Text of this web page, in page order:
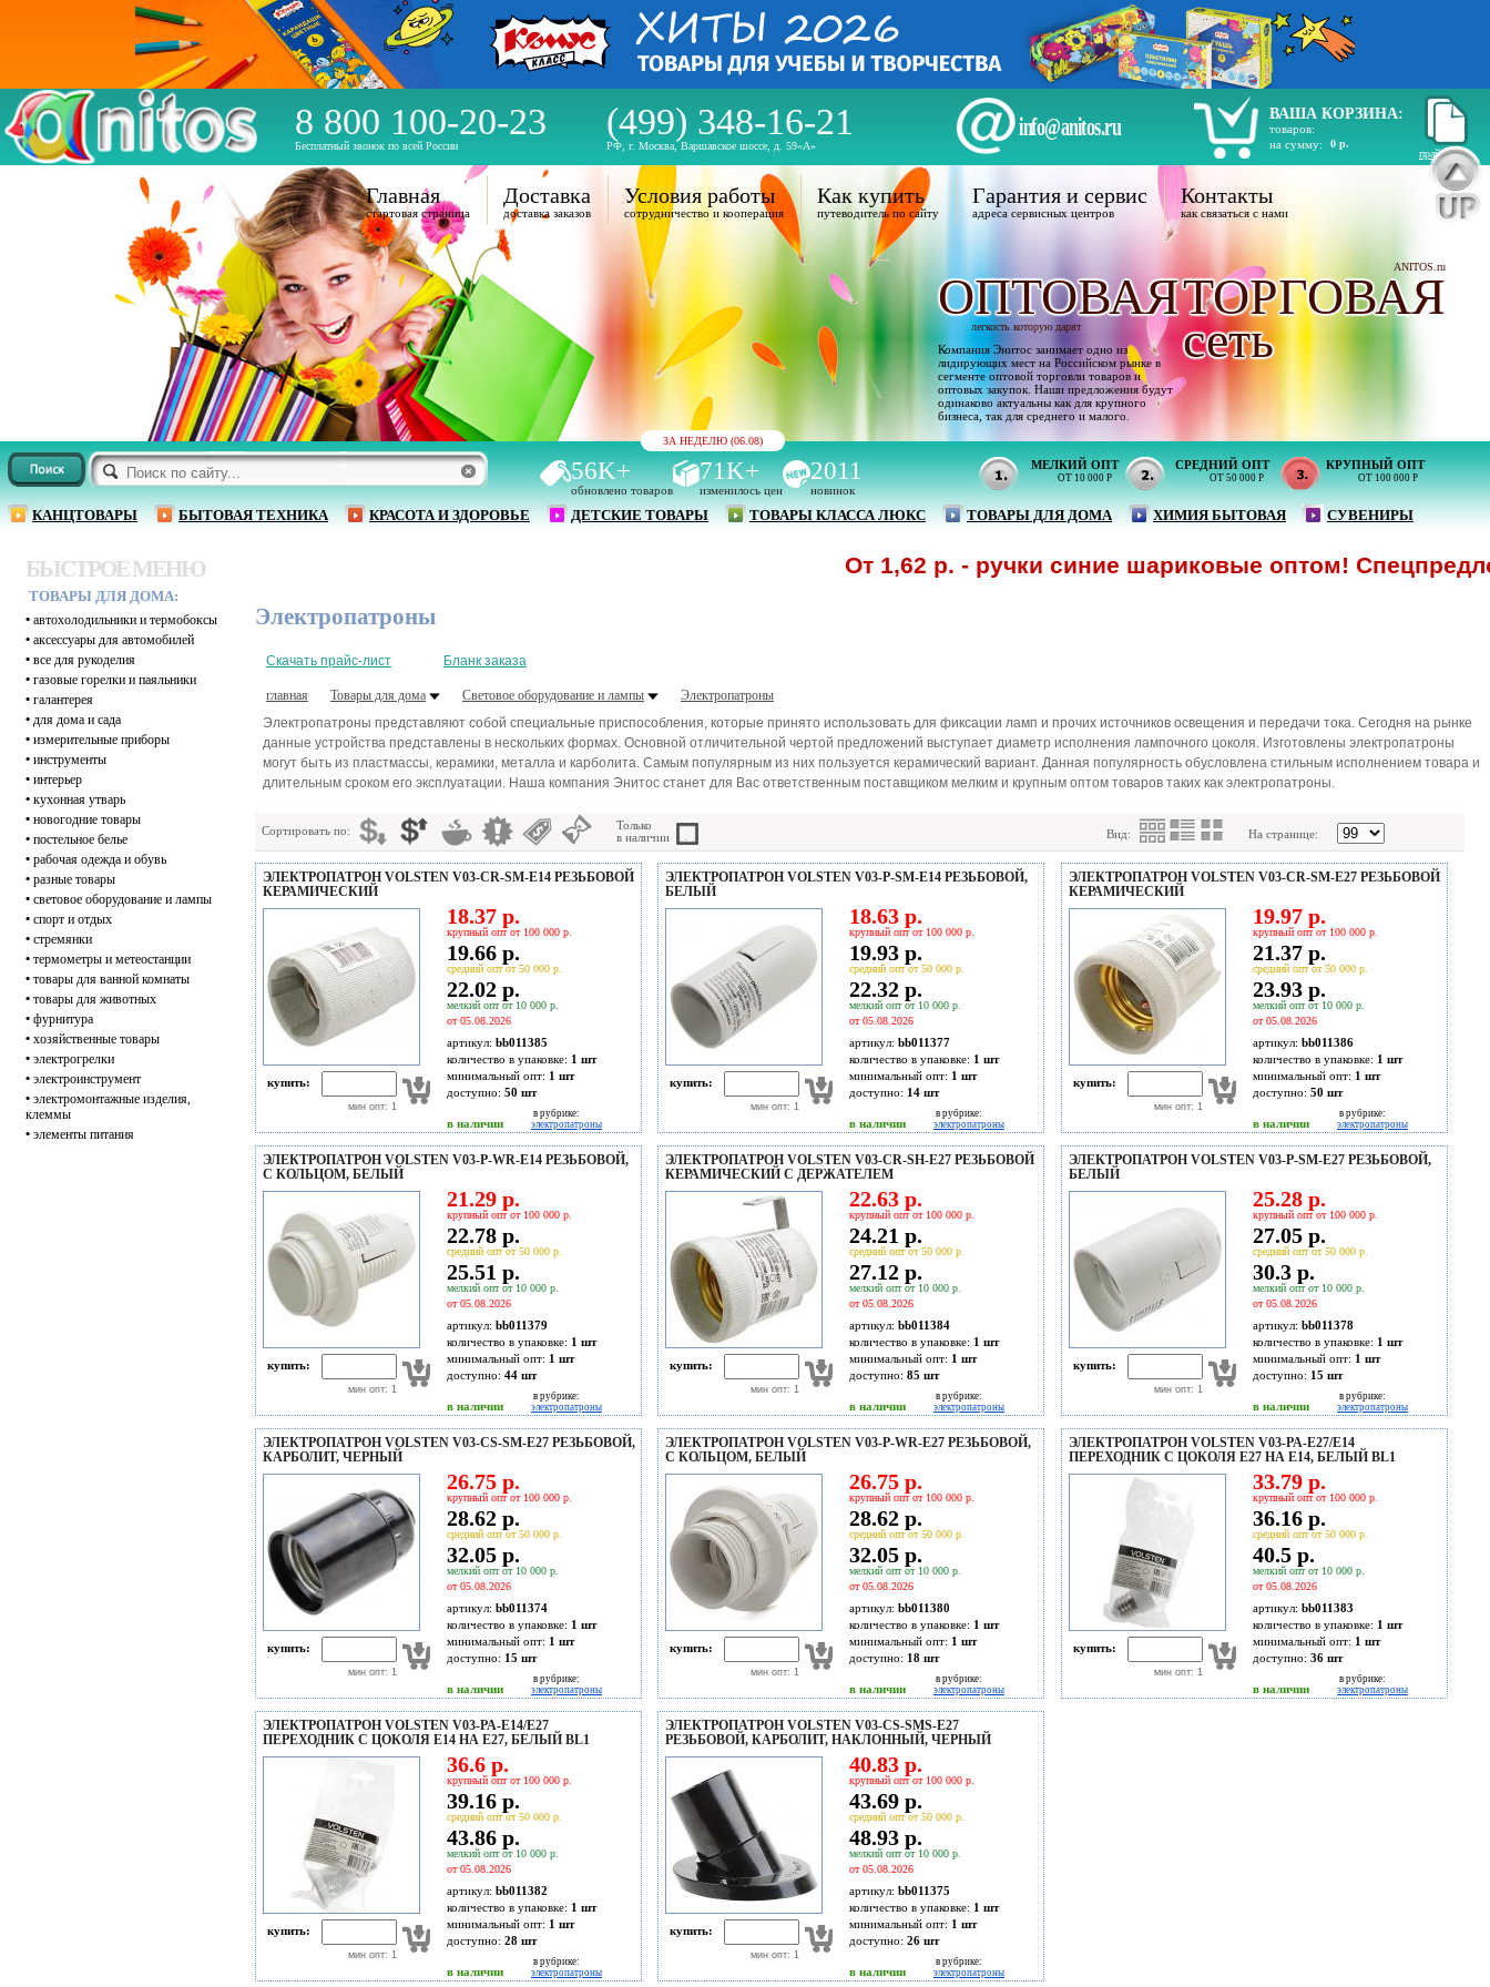
8 800 100-20-23
Бесплатный звонок по всей России
(499) 348-16-21
РФ, г. Москва, Варшавское шоссе, д. 59«А»
info@anitos.ru
ВАША КОРЗИНА:
товаров:
на сумму:
0 р.
прайс лист
ЗА НЕДЕЛЮ (06.08)
56K+
обновлено товаров
71K+
изменилось цен
2011
новинок
МЕЛКИЙ ОПТ
ОТ 10 000 Р
СРЕДНИЙ ОПТ
ОТ 50 000 Р
КРУПНЫЙ ОПТ
ОТ 100 000 Р
КАНЦТОВАРЫ БЫТОВАЯ ТЕХНИКА КРАСОТА И ЗДОРОВЬЕ ДЕТСКИЕ ТОВАРЫ ТОВАРЫ КЛАССА ЛЮКС ТОВАРЫ ДЛЯ ДОМА ХИМИЯ БЫТОВАЯ СУВЕНИРЫ
Главная
стартовая страница
Доставка
доставка заказов
Условия работы
сотрудничество и кооперация
Как купить
путеводитель по сайту
Гарантия и сервис
адреса сервисных центров
Контакты
как связаться с нами
ANITOS.ru
ОПТОВАЯТОРГОВАЯ
легкость которую дарят
Компания Энитос занимает одно из
лидирующих мест на Российском рынке в
сегменте оптовой торговли товаров и
оптовых закупок. Наши предложения будут
одинаково актуальны как для крупного
бизнеса, так для среднего и малого.
сеть
БЫСТРОЕ МЕНЮ
ТОВАРЫ ДЛЯ ДОМА:
• автохолодильники и термобоксы
• аксессуары для автомобилей
• все для рукоделия
• газовые горелки и паяльники
• галантерея
• для дома и сада
• измерительные приборы
• инструменты
• интерьер
• кухонная утварь
• новогодние товары
• постельное белье
• рабочая одежда и обувь
• разные товары
• световое оборудование и лампы
• спорт и отдых
• стремянки
• термометры и метеостанции
• товары для ванной комнаты
• товары для животных
• фурнитура
• хозяйственные товары
• электрогрелки
• электроинструмент
• электромонтажные изделия,
клеммы
• элементы питания
От 1,62 р. - ручки синие шариковые оптом!
Электропатроны
Скачать прайс-лист Бланк заказа
главная Товары для дома Световое оборудование и лампы
Электропатроны
Электропатроны представляют собой специальные приспособления, которые принято использовать для фиксации ламп и прочих источников освещения и передачи тока. Сегодня на рынке
данные устройства представлены в нескольких формах. Основной отличительной чертой предложений выступает диаметр исполнения лампочного цоколя. Изготовлены электропатроны
могут быть из пластмассы, керамики, металла и карболита. Самым популярным из них пользуется керамический вариант. Данная популярность обусловлена стильным исполнением товара и
длительным сроком его эксплуатации. Наша компания Энитос станет для Вас ответственным поставщиком мелким и крупным оптом товаров таких как электропатроны.
Сортировать по:
Только
в наличии
Вид: На странице:
ЭЛЕКТРОПАТРОН VOLSTEN V03-CR-SM-E14 РЕЗЬБОВОЙ
КЕРАМИЧЕСКИЙ
купить:
мин опт: 1
18.37 р.
крупный опт от 100 000 р.
19.66 р.
средний опт от 50 000 р.
22.02 р.
мелкий опт от 10 000 р.
от 05.08.2026
артикул: bb011385
количество в упаковке: 1 шт
минимальный опт: 1 шт
доступно: 50 шт
в наличии
в рубрике:
электропатроны
ЭЛЕКТРОПАТРОН VOLSTEN V03-P-SM-E14 РЕЗЬБОВОЙ,
БЕЛЫЙ
купить:
мин опт: 1
18.63 р.
крупный опт от 100 000 р.
19.93 р.
средний опт от 50 000 р.
22.32 р.
мелкий опт от 10 000 р.
от 05.08.2026
артикул: bb011377
количество в упаковке: 1 шт
минимальный опт: 1 шт
доступно: 14 шт
в наличии
в рубрике:
электропатроны
ЭЛЕКТРОПАТРОН VOLSTEN V03-CR-SM-E27 РЕЗЬБОВОЙ
КЕРАМИЧЕСКИЙ
купить:
мин опт: 1
19.97 р.
крупный опт от 100 000 р.
21.37 р.
средний опт от 50 000 р.
23.93 р.
мелкий опт от 10 000 р.
от 05.08.2026
артикул: bb011386
количество в упаковке: 1 шт
минимальный опт: 1 шт
доступно: 50 шт
в наличии
в рубрике:
электропатроны
ЭЛЕКТРОПАТРОН VOLSTEN V03-P-WR-E14 РЕЗЬБОВОЙ,
С КОЛЬЦОМ, БЕЛЫЙ
купить:
мин опт: 1
21.29 р.
крупный опт от 100 000 р.
22.78 р.
средний опт от 50 000 р.
25.51 р.
мелкий опт от 10 000 р.
от 05.08.2026
артикул: bb011379
количество в упаковке: 1 шт
минимальный опт: 1 шт
доступно: 44 шт
в наличии
в рубрике:
электропатроны
ЭЛЕКТРОПАТРОН VOLSTEN V03-CR-SH-E27 РЕЗЬБОВОЙ
КЕРАМИЧЕСКИЙ С ДЕРЖАТЕЛЕМ
купить:
мин опт: 1
22.63 р.
крупный опт от 100 000 р.
24.21 р.
средний опт от 50 000 р.
27.12 р.
мелкий опт от 10 000 р.
от 05.08.2026
артикул: bb011384
количество в упаковке: 1 шт
минимальный опт: 1 шт
доступно: 85 шт
в наличии
в рубрике:
электропатроны
ЭЛЕКТРОПАТРОН VOLSTEN V03-P-SM-E27 РЕЗЬБОВОЙ,
БЕЛЫЙ
купить:
мин опт: 1
25.28 р.
крупный опт от 100 000 р.
27.05 р.
средний опт от 50 000 р.
30.3 р.
мелкий опт от 10 000 р.
от 05.08.2026
артикул: bb011378
количество в упаковке: 1 шт
минимальный опт: 1 шт
доступно: 15 шт
в наличии
в рубрике:
электропатроны
ЭЛЕКТРОПАТРОН VOLSTEN V03-CS-SM-E27 РЕЗЬБОВОЙ,
КАРБОЛИТ, ЧЕРНЫЙ
купить:
мин опт: 1
26.75 р.
крупный опт от 100 000 р.
28.62 р.
средний опт от 50 000 р.
32.05 р.
мелкий опт от 10 000 р.
от 05.08.2026
артикул: bb011374
количество в упаковке: 1 шт
минимальный опт: 1 шт
доступно: 15 шт
в наличии
в рубрике:
электропатроны
ЭЛЕКТРОПАТРОН VOLSTEN V03-P-WR-E27 РЕЗЬБОВОЙ,
С КОЛЬЦОМ, БЕЛЫЙ
купить:
мин опт: 1
26.75 р.
крупный опт от 100 000 р.
28.62 р.
средний опт от 50 000 р.
32.05 р.
мелкий опт от 10 000 р.
от 05.08.2026
артикул: bb011380
количество в упаковке: 1 шт
минимальный опт: 1 шт
доступно: 18 шт
в наличии
в рубрике:
электропатроны
ЭЛЕКТРОПАТРОН VOLSTEN V03-PA-E27/E14
ПЕРЕХОДНИК С ЦОКОЛЯ Е27 НА Е14, БЕЛЫЙ BL1
купить:
мин опт: 1
33.79 р.
крупный опт от 100 000 р.
36.16 р.
средний опт от 50 000 р.
40.5 р.
мелкий опт от 10 000 р.
от 05.08.2026
артикул: bb011383
количество в упаковке: 1 шт
минимальный опт: 1 шт
доступно: 36 шт
в наличии
в рубрике:
электропатроны
ЭЛЕКТРОПАТРОН VOLSTEN V03-PA-E14/E27
ПЕРЕХОДНИК С ЦОКОЛЯ Е14 НА Е27, БЕЛЫЙ BL1
купить:
мин опт: 1
36.6 р.
крупный опт от 100 000 р.
39.16 р.
средний опт от 50 000 р.
43.86 р.
мелкий опт от 10 000 р.
от 05.08.2026
артикул: bb011382
количество в упаковке: 1 шт
минимальный опт: 1 шт
доступно: 28 шт
в наличии
в рубрике:
электропатроны
ЭЛЕКТРОПАТРОН VOLSTEN V03-CS-SMS-E27
РЕЗЬБОВОЙ, КАРБОЛИТ, НАКЛОННЫЙ, ЧЕРНЫЙ
купить:
мин опт: 1
40.83 р.
крупный опт от 100 000 р.
43.69 р.
средний опт от 50 000 р.
48.93 р.
мелкий опт от 10 000 р.
от 05.08.2026
артикул: bb011375
количество в упаковке: 1 шт
минимальный опт: 1 шт
доступно: 26 шт
в наличии
в рубрике:
электропатроны